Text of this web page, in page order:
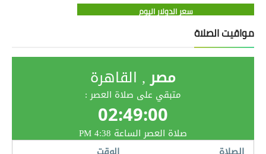
سعر الدولار اليوم
مواقيت الصلاة